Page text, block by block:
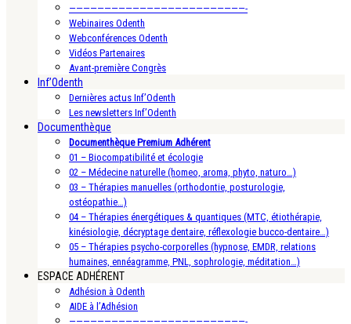
—————————————————————————-
Webinaires Odenth
Webconférences Odenth
Vidéos Partenaires
Avant-première Congrès
Inf’Odenth
Dernières actus Inf’Odenth
Les newsletters Inf’Odenth
Documenthèque
Documenthèque Premium Adhérent
01 – Biocompatibilité et écologie
02 – Médecine naturelle (homeo, aroma, phyto, naturo…)
03 – Thérapies manuelles (orthodontie, posturologie,
ostéopathie…)
04 – Thérapies énergétiques & quantiques (MTC, étiothérapie,
kinésiologie, décryptage dentaire, réflexologie bucco-dentaire…)
05 – Thérapies psycho-corporelles (hypnose, EMDR, relations
humaines, ennéagramme, PNL, sophrologie, méditation…)
ESPACE ADHÉRENT
Adhésion à Odenth
AIDE à l’Adhésion
—————————————————————————-